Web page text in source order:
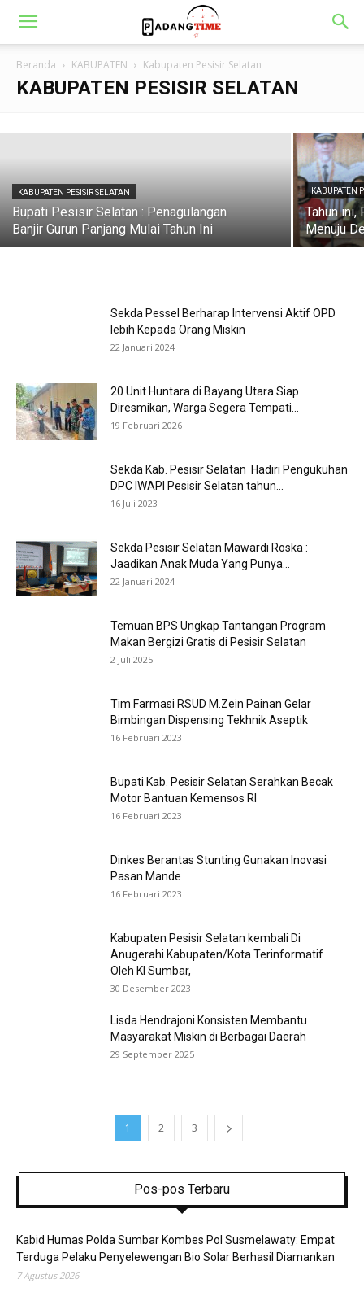
Beranda KABUPATEN Kabupaten Pesisir Selatan
KABUPATEN PESISIR SELATAN
KABUPATEN PESISIR SELATAN
Bupati Pesisir Selatan hadiri Sosialisasi
Rencana Kontingensi Bencana Gempa
Bumi dan Tsunami
KABUPATEN PESISIR SELATAN
Bupati Pesisir Selatan : Penagulangan
Banjir Gurun Panjang Mulai Tahun Ini
KABUPATEN
Tahun
Menuju
Sekda Pessel Berharap Intervensi Aktif OPD
lebih Kepada Orang Miskin
22 Januari 2024
20 Unit Huntara di Bayang Utara Siap
Diresmikan, Warga Segera Tempati...
19 Februari 2026
Sekda Kab. Pesisir Selatan Hadiri Pengukuhan
DPC IWAPI Pesisir Selatan tahun...
16 Juli 2023
Sekda Pesisir Selatan Mawardi Roska :
Jaadikan Anak Muda Yang Punya...
22 Januari 2024
Temuan BPS Ungkap Tantangan Program
Makan Bergizi Gratis di Pesisir Selatan
2 Juli 2025
Tim Farmasi RSUD M.Zein Painan Gelar
Bimbingan Dispensing Tekhnik Aseptik
16 Februari 2023
Bupati Kab. Pesisir Selatan Serahkan Becak
Motor Bantuan Kemensos RI
16 Februari 2023
Dinkes Berantas Stunting Gunakan Inovasi
Pasan Mande
16 Februari 2023
Kabupaten Pesisir Selatan kembali Di
Anugerahi Kabupaten/Kota Terinformatif
Oleh KI Sumbar,
30 Desember 2023
Lisda Hendrajoni Konsisten Membantu
Masyarakat Miskin di Berbagai Daerah
29 September 2025
1 2 3
Pos-pos Terbaru
Kabid Humas Polda Sumbar Kombes Pol Susmelawaty: Empat
Terduga Pelaku Penyelewengan Bio Solar Berhasil Diamankan
7 Agustus 2026